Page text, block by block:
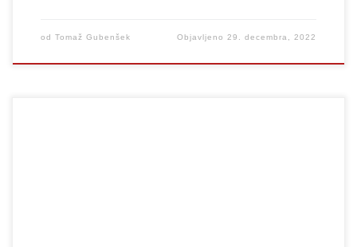
od Tomaž Gubenšek Objavljeno29. decembra, 2022